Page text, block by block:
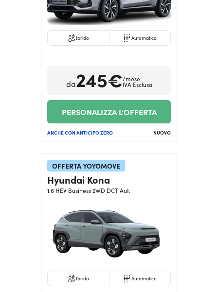
Ibrido Automatico
da245€/mese
IVA Esclusa
PERSONALIZZA L’OFFERTA
ANCHE CON ANTICIPO ZERO NUOVO
OFFERTA YOYOMOVE
Hyundai Kona
1.6 HEV Business 2WD DCT Aut.
Ibrido Automatico